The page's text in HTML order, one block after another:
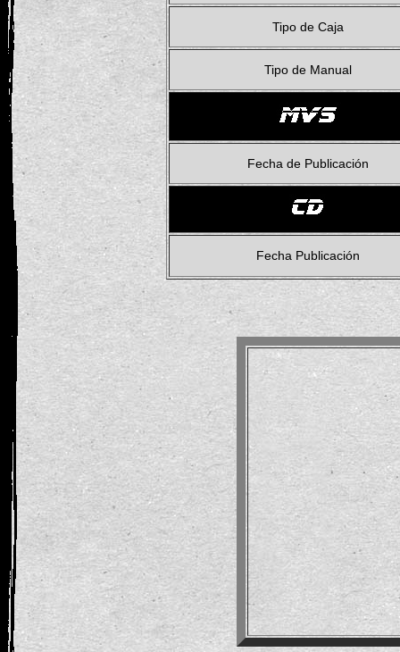
Tipo de Caja
Tipo de Manual
Fecha de Publicación
Fecha Publicación